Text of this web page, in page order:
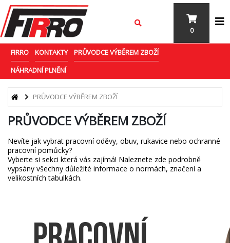
0
FIRRO KONTAKTY
PRŮVODCE VÝBĚREM ZBOŽÍ
NÁHRADNÍ PLNĚNÍ
PRŮVODCE VÝBĚREM ZBOŽÍ
PRŮVODCE VÝBĚREM ZBOŽÍ
Nevíte jak vybrat pracovní oděvy, obuv, rukavice nebo ochranné
pracovní pomůcky?
Vyberte si sekci která vás zajímá! Naleznete zde podrobně
vypsány všechny důležité informace o normách, značení a
velikostních tabulkách.